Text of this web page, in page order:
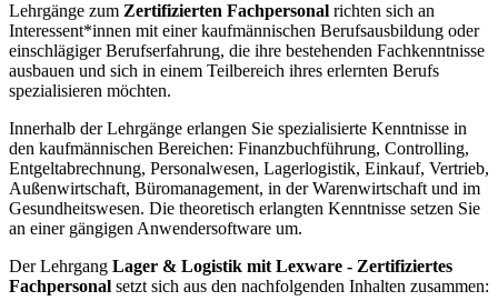
Lehrgänge zum Zertifizierten Fachpersonal richten sich an
Interessent*innen mit einer kaufmännischen Berufsausbildung oder
einschlägiger Berufserfahrung, die ihre bestehenden Fachkenntnisse
ausbauen und sich in einem Teilbereich ihres erlernten Berufs
spezialisieren möchten.
Innerhalb der Lehrgänge erlangen Sie spezialisierte Kenntnisse in
den kaufmännischen Bereichen: Finanzbuchführung, Controlling,
Entgeltabrechnung, Personalwesen, Lagerlogistik, Einkauf, Vertrieb,
Außenwirtschaft, Büromanagement, in der Warenwirtschaft und im
Gesundheitswesen. Die theoretisch erlangten Kenntnisse setzen Sie
an einer gängigen Anwendersoftware um.
Der Lehrgang Lager & Logistik mit Lexware - Zertifiziertes
Fachpersonal setzt sich aus den nachfolgenden Inhalten zusammen: